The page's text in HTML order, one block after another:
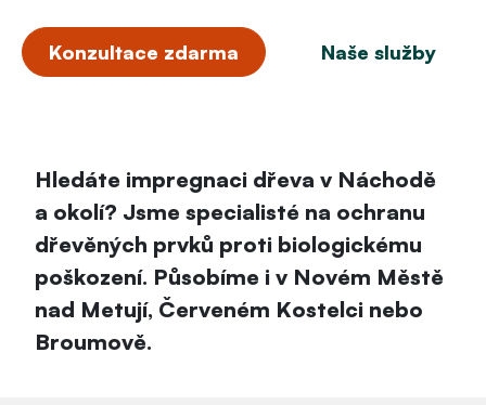
Konzultace zdarma Naše služby
Hledáte impregnaci dřeva v Náchodě
a okolí? Jsme specialisté na ochranu
dřevěných prvků proti biologickému
poškození. Působíme i v Novém Městě
nad Metují, Červeném Kostelci nebo
Broumově.